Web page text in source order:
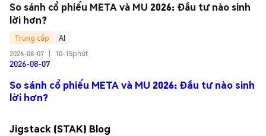
So sánh cổ phiếu META và MU 2026: Đầu tư nào sinh
lời hơn?
Trung cấp
AI
2026-08-07
10-15phút
2026-08-07
So sánh cổ phiếu META và MU 2026: Đầu tư nào sinh
lời hơn?
Jigstack (STAK) Blog